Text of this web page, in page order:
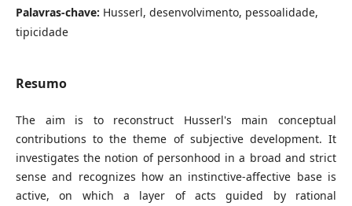
Palavras-chave: Husserl, desenvolvimento, pessoalidade,
tipicidade
Resumo
The aim is to reconstruct Husserl's main conceptual
contributions to the theme of subjective development. It
investigates the notion of personhood in a broad and strict
sense and recognizes how an instinctive-affective base is
active, on which a layer of acts guided by rational